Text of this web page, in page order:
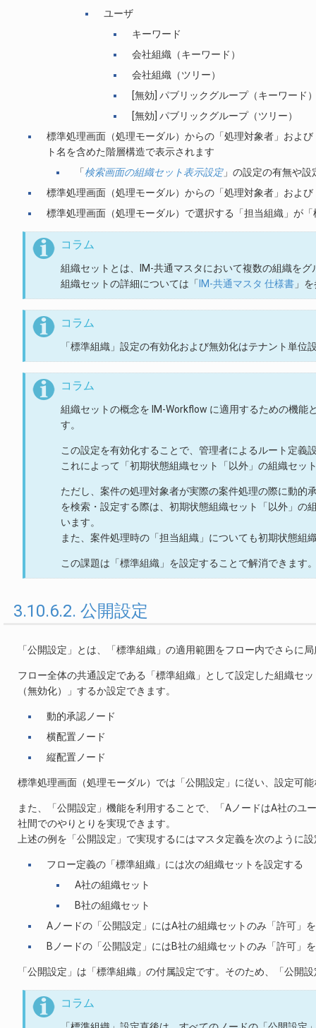
ユーザ
キーワード
会社組織（キーワード）
会社組織（ツリー）
[無効] パブリックグループ（キーワード
[無効] パブリックグループ（ツリー）
標準処理画面（処理モーダル）からの「処理対象者」およ
ト名を含めた階層構造で表示されます
「検索画面の組織セット表示設定」の設定の有無や設
標準処理画面（処理モーダル）からの「処理対象者」およ
標準処理画面（処理モーダル）で選択する「担当組織」が
コラム
組織セットとは、IM-共通マスタにおいて複数の組織を
組織セットの詳細については「IM-共通マスタ 仕様書 」
コラム
「標準組織」設定の有効化および無効化はテナント単位
コラム
組織セットの概念を IM-Workflow に適用するための機能
す。
この設定を有効化することで、管理者によるルート定
これによって「初期状態組織セット「以外」の組織セ
ただし、案件の処理対象者が実際の案件処理の際に動的
を検索・設定する際は、初期状態組織セット「以外」の
います。
また、案件処理時の「担当組織」についても初期状態
この課題は「標準組織」を設定することで解消できます
3.10.6.2. 公開設定
「公開設定」とは、「標準組織」の適用範囲をフロー内でさらに
フロー全体の共通設定である「標準組織」として設定した組織セ
（無効化）」するか設定できます。
動的承認ノード
横配置ノード
縦配置ノード
標準処理画面（処理モーダル）では「公開設定」に従い、設定可
また、「公開設定」機能を利用することで、「AノードはA社の
社間でのやりとりを実現できます。
上述の例を「公開設定」で実現するにはマスタ定義を次のように
フロー定義の「標準組織」には次の組織セットを設定する
A社の組織セット
B社の組織セット
Aノードの「公開設定」にはA社の組織セットのみ「許可」
Bノードの「公開設定」にはB社の組織セットのみ「許可」
「公開設定」は「標準組織」の付属設定です。そのため、「公開
コラム